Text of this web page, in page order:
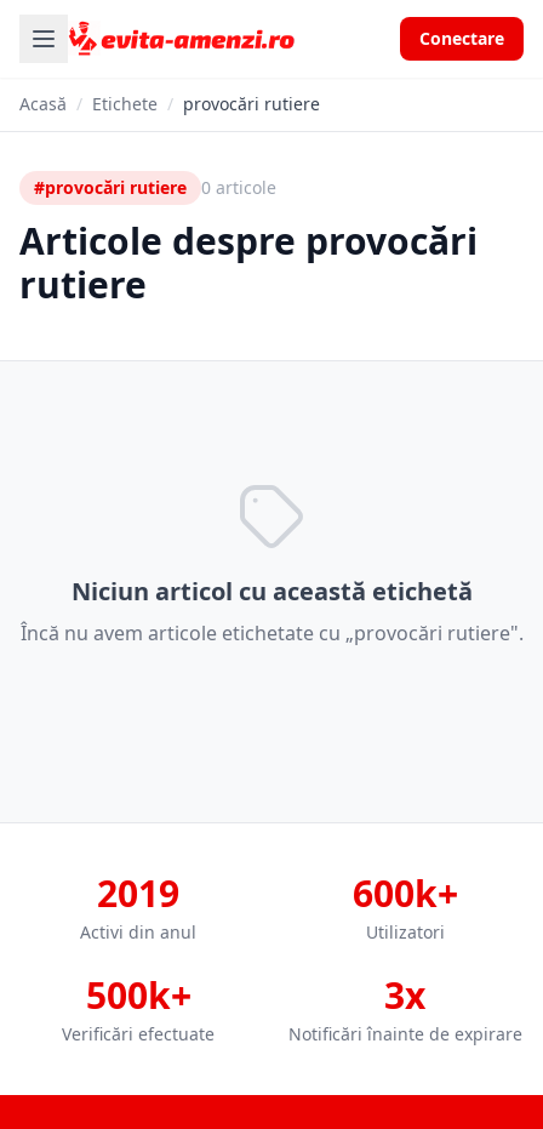
Conectare
Acasă / Etichete / provocări rutiere
#provocări rutiere 0 articole
Articole despre provocări
rutiere
Niciun articol cu această etichetă
Încă nu avem articole etichetate cu „provocări rutiere".
2019
Activi din anul
600k+
Utilizatori
500k+
Verificări efectuate
3x
Notificări înainte de expirare